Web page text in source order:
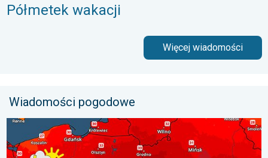
Półmetek wakacji
Więcej wiadomości
Wiadomości pogodowe
Nawet 40 stopni w cieniu i burze. Ekstremalnie gorąco. . .